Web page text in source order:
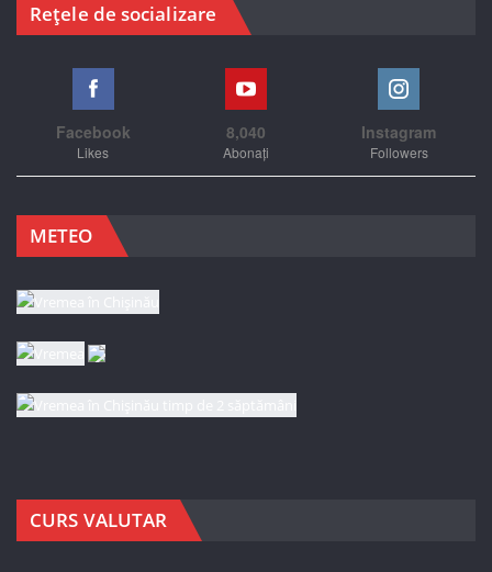
Rețele de socializare
Facebook
Likes
8,040
Abonați
Instagram
Followers
METEO
CURS VALUTAR